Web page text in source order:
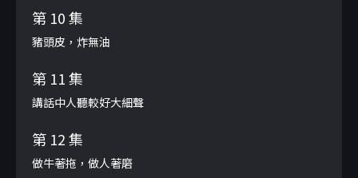
第 10 集
豬頭皮，炸無油
第 11 集
講話中人聽較好大細聲
第 12 集
做牛著拖，做人著磨